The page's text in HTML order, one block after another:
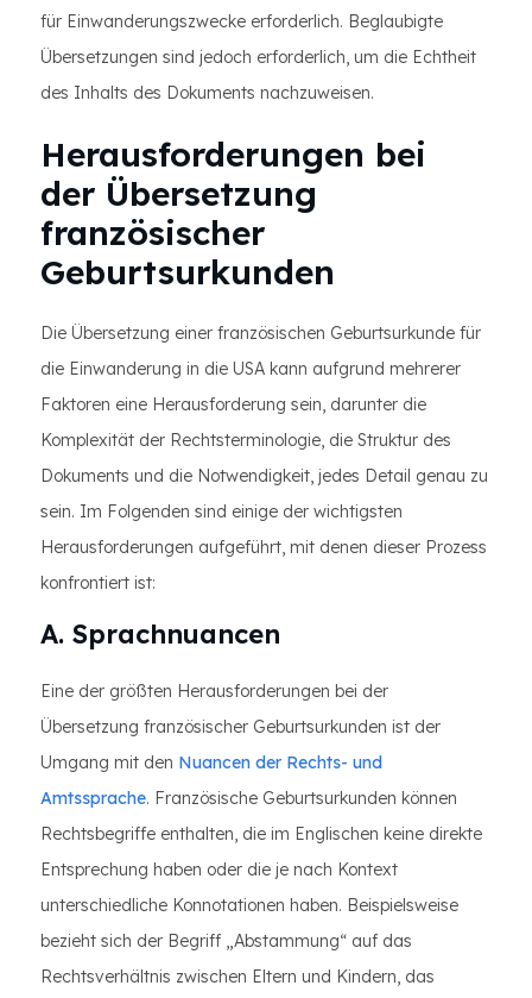
für Einwanderungszwecke erforderlich. Beglaubigte
Übersetzungen sind jedoch erforderlich, um die Echtheit
des Inhalts des Dokuments nachzuweisen.
Herausforderungen bei
der Übersetzung
französischer
Geburtsurkunden
Die Übersetzung einer französischen Geburtsurkunde für
die Einwanderung in die USA kann aufgrund mehrerer
Faktoren eine Herausforderung sein, darunter die
Komplexität der Rechtsterminologie, die Struktur des
Dokuments und die Notwendigkeit, jedes Detail genau zu
sein. Im Folgenden sind einige der wichtigsten
Herausforderungen aufgeführt, mit denen dieser Prozess
konfrontiert ist:
A. Sprachnuancen
Eine der größten Herausforderungen bei der
Übersetzung französischer Geburtsurkunden ist der
Umgang mit den Nuancen der Rechts- und
Amtssprache. Französische Geburtsurkunden können
Rechtsbegriffe enthalten, die im Englischen keine direkte
Entsprechung haben oder die je nach Kontext
unterschiedliche Konnotationen haben. Beispielsweise
bezieht sich der Begriff „Abstammung“ auf das
Rechtsverhältnis zwischen Eltern und Kindern, das